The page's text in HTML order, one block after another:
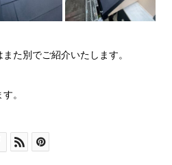
た別でご紹介いたします。
。